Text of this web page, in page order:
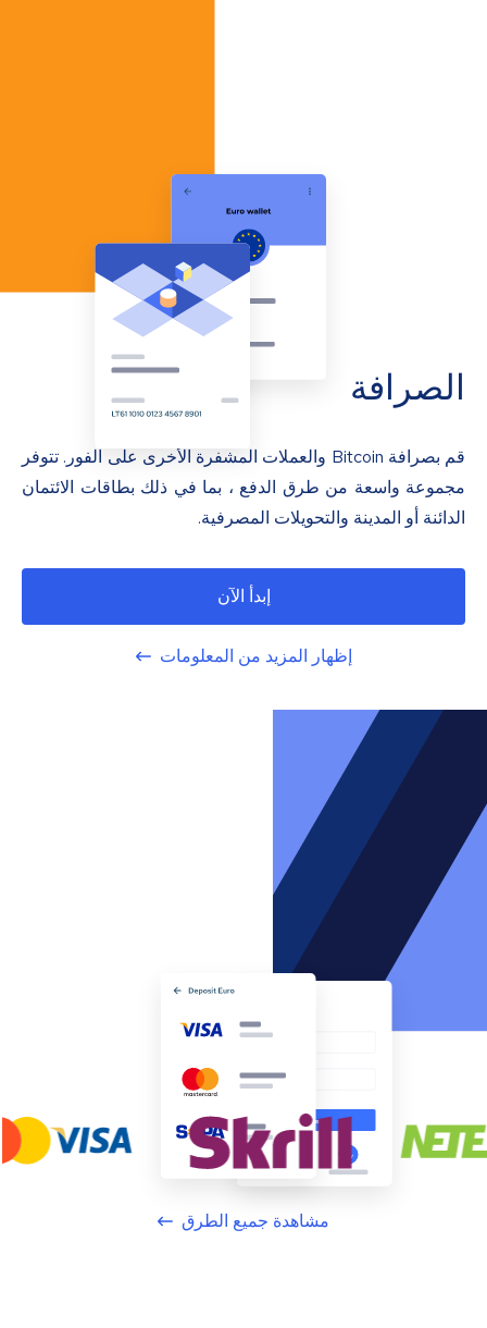
الصرافة
قم بصرافة Bitcoin والعملات المشفرة الأخرى على الفور. تتوفر
مجموعة واسعة من طرق الدفع ، بما في ذلك بطاقات الائتمان
الدائنة أو المدينة والتحويلات المصرفية.
إبدأ الآن
إظهار المزيد من المعلومات
مشاهدة جميع الطرق